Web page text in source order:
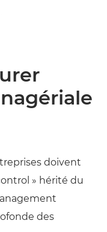
doivent
» hérité du
des